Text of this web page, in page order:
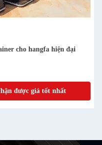
Nhà chứa Villa Nhà
Nhận được